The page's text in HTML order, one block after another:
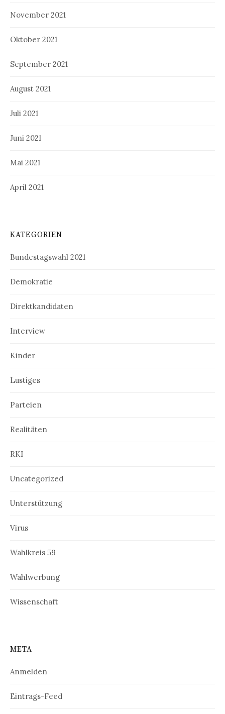
November 2021
Oktober 2021
September 2021
August 2021
Juli 2021
Juni 2021
Mai 2021
April 2021
KATEGORIEN
Bundestagswahl 2021
Demokratie
Direktkandidaten
Interview
Kinder
Lustiges
Parteien
Realitäten
RKI
Uncategorized
Unterstützung
Virus
Wahlkreis 59
Wahlwerbung
Wissenschaft
META
Anmelden
Eintrags-Feed